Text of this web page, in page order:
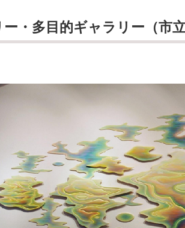
・多目的ギャラリー（市立